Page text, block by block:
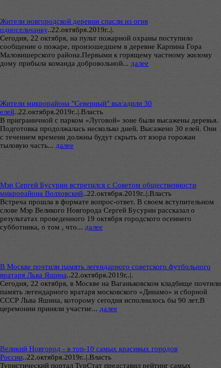
Жители новгородской деревни спасли из огня
односельчанку..22.октября.2019г..|.
Сегодня, 22 октября, на пульт пожарной охраны поступило
сообщение о пожаре, произошедшем в деревне Карпина Гора
Маловишерского района.Первыми к горящему частному жилому
дому прибыла команда добровольной... далее
Жители микрорайона "Северный" высадили 30
елей..22.октября.2019г..|.Власть
В приграничной с парком «Луговой» зоне были высажены деревья.
Подготовка продолжалась несколько дней. Высажено 30 елей. Они
с течением времени должны будут скрыть от взора горожан
тыловую часть... далее
Мэр Сергей Бусурин встретился с Советом общественности
микрорайона Волховский..22.октября.2019г..|.Власть
Встреча прошла в формате вопрос-ответ. В своем вступительном
слове Мэр Великого Новгорода Сергей Бусурин рассказал о
результатах проведенного 19 октября городского осеннего
субботника, о том , что... далее
В Москве почтили память легендарного советского футбольного
вратаря Льва Яшина..22.октября.2019г..|.
Сегодня, 22 октября, в Москве на Ваганьковском кладбище почтили
память легендарного вратаря московского «Динамо» и сборной
СССР Льва Яшина, которому сегодня исполнилось бы 90 лет.В
церемонии приняли участие... далее
Великий Новгород - в топ-10 самых красивых городов
России..22.октября.2019г..|.Власть
Туристический портал ТурСтат представил рейтинг самых